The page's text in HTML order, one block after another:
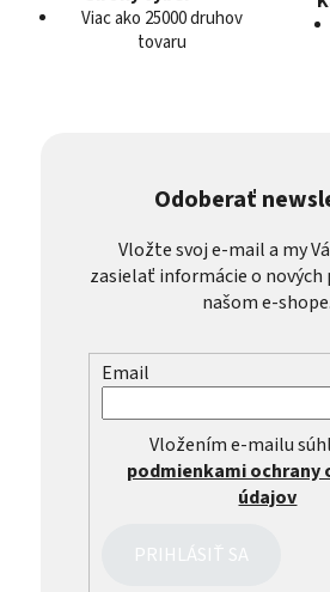
Viac ako 25000 druhov
tovaru
Odoberať
Vložte svoj e-mail a my
zasielať informácie o nových
našom e-shope.
Email
Vložením e-mailu
podmienkami ochrany
údajov
PRIHLÁSIŤ SA